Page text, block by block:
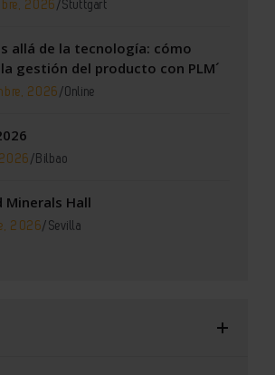
2026 /Stuttgart
allá de la tecnología: cómo
gestión del producto con PLM´
2026 /Online
2026 / Bilbao
Minerals Hall
2026/ Sevilla